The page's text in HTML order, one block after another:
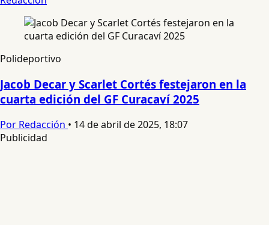
Polideportivo
Jacob Decar y Scarlet Cortés festejaron en la
cuarta edición del GF Curacaví 2025
Por Redacción • 14 de abril de 2025, 18:07
Publicidad